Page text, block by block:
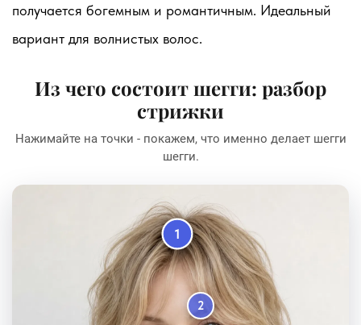
получается богемным и романтичным. Идеальный
вариант для волнистых волос.
Из чего состоит шегги: разбор
стрижки
Нажимайте на точки - покажем, что именно делает шегги
шегги.
1
2